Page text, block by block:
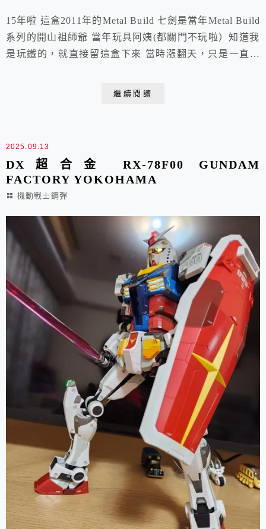
15年啦 這盒2011年的Metal Build 七劍是當年Metal Build
系列的開山祖師爺 當年玩具阿姨(都關門不玩啦）知道我
是玩鐵的，就直接留這盒下來 當時漲翻天，只是一直被
繼續閱讀
2025.09.13
DX超合金 RX-78F00 GUNDAM
FACTORY YOKOHAMA
機動戰士鋼彈